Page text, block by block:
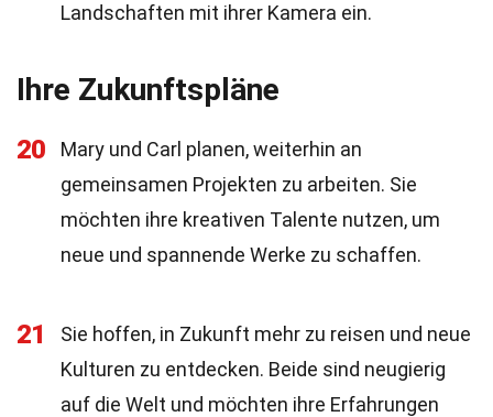
Landschaften mit ihrer Kamera ein.
Ihre Zukunftspläne
20
Mary und Carl planen, weiterhin an
gemeinsamen Projekten zu arbeiten. Sie
möchten ihre kreativen Talente nutzen, um
neue und spannende Werke zu schaffen.
21
Sie hoffen, in Zukunft mehr zu reisen und neue
Kulturen zu entdecken. Beide sind neugierig
auf die Welt und möchten ihre Erfahrungen